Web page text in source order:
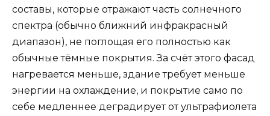
составы, которые отражают часть солнечного
спектра (обычно ближний инфракрасный
диапазон), не поглощая его полностью как
обычные тёмные покрытия. За счёт этого фасад
нагревается меньше, здание требует меньше
энергии на охлаждение, и покрытие само по
себе медленнее деградирует от ультрафиолета